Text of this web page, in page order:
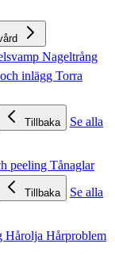
Nageltrång
inlägg Torra
Tillbaka
Se alla
peeling Tånaglar
Tillbaka
Se alla
Hårolja Hårproblem